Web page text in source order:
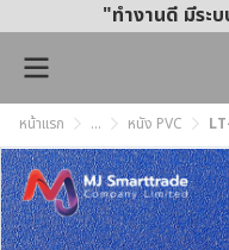
"ทำงานดี มีระ
หน้าแรก ... หนัง PVC LT-